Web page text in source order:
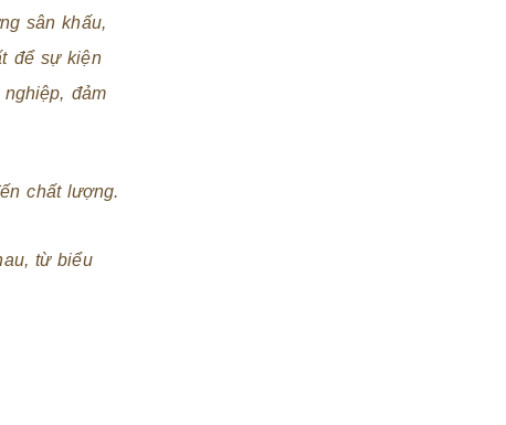
sân khấu,
để sự kiện
đảm
chất lượng.
từ biểu